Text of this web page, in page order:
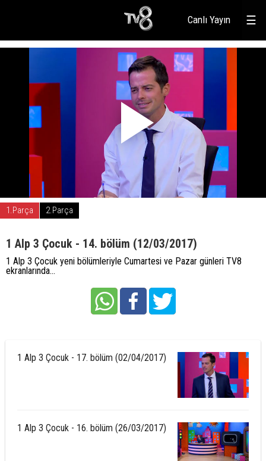
☰
Canlı Yayın
1.Parça 2.Parça
1 Alp 3 Çocuk - 14. bölüm (12/03/2017)
1 Alp 3 Çocuk yeni bölümleriyle Cumartesi ve Pazar günleri TV8
ekranlarında...
1 Alp 3 Çocuk - 17. bölüm (02/04/2017)
1 Alp 3 Çocuk - 16. bölüm (26/03/2017)